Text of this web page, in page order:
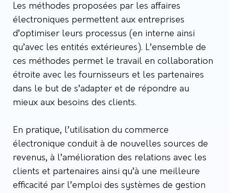
Les méthodes proposées par les affaires
électroniques permettent aux entreprises
d’optimiser leurs processus (en interne ainsi
qu’avec les entités extérieures). L’ensemble de
ces méthodes permet le travail en collaboration
étroite avec les fournisseurs et les partenaires
dans le but de s’adapter et de répondre au
mieux aux besoins des clients.
En pratique, l’utilisation du commerce
électronique conduit à de nouvelles sources de
revenus, à l’amélioration des relations avec les
clients et partenaires ainsi qu’à une meilleure
efficacité par l’emploi des systèmes de gestion